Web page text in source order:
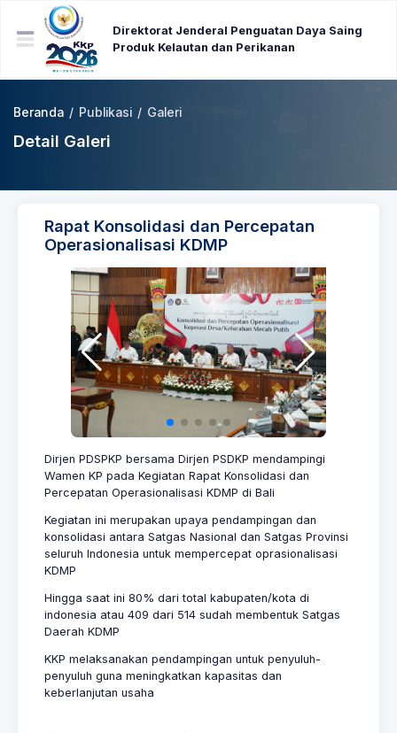
Direktorat Jenderal Penguatan Daya Saing
Produk Kelautan dan Perikanan
Beranda / Publikasi / Galeri
Detail Galeri
Rapat Konsolidasi dan Percepatan
Operasionalisasi KDMP
Dirjen PDSPKP bersama Dirjen PSDKP mendampingi
Wamen KP pada Kegiatan Rapat Konsolidasi dan
Percepatan Operasionalisasi KDMP di Bali
Kegiatan ini merupakan upaya pendampingan dan
konsolidasi antara Satgas Nasional dan Satgas Provinsi
seluruh Indonesia untuk mempercepat oprasionalisasi
KDMP
Hingga saat ini 80% dari total kabupaten/kota di
indonesia atau 409 dari 514 sudah membentuk Satgas
Daerah KDMP
KKP melaksanakan pendampingan untuk penyuluh-
penyuluh guna meningkatkan kapasitas dan
keberlanjutan usaha